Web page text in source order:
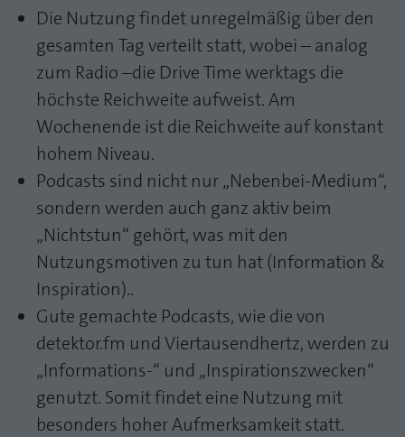
Die Nutzung findet unregelmäßig über den
gesamten Tag verteilt statt, wobei – analog
zum Radio –die Drive Time werktags die
höchste Reichweite aufweist. Am
Wochenende ist die Reichweite auf konstant
hohem Niveau.
Podcasts sind nicht nur „Nebenbei-Medium“,
sondern werden auch ganz aktiv beim
„Nichtstun“ gehört, was mit den
Nutzungsmotiven zu tun hat (Information &
Inspiration)..
Gute gemachte Podcasts, wie die von
detektor.fm und Viertausendhertz, werden zu
„Informations-“ und „Inspirationszwecken“
genutzt. Somit findet eine Nutzung mit
besonders hoher Aufmerksamkeit statt.